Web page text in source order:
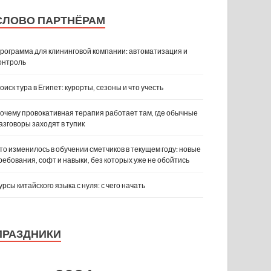
ПАРТНЁРАМ
для клининговой компании: автоматизация и
тура в Египет: курорты, сезоны и что учесть
провокативная терапия работает там, где обычные
заходят в тупик
изменилось в обучении сметчиков в текущем году: новые
софт и навыки, без которых уже не обойтись
китайского языка с нуля: с чего начать